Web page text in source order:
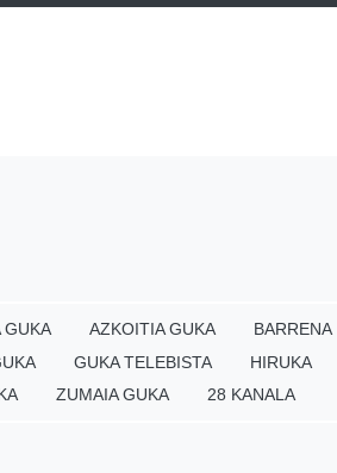
GUKA AZKOITIA GUKA
BARRENA
GUKA TELEBISTA
HIRUKA
ZUMAIA GUKA 28 KANALA